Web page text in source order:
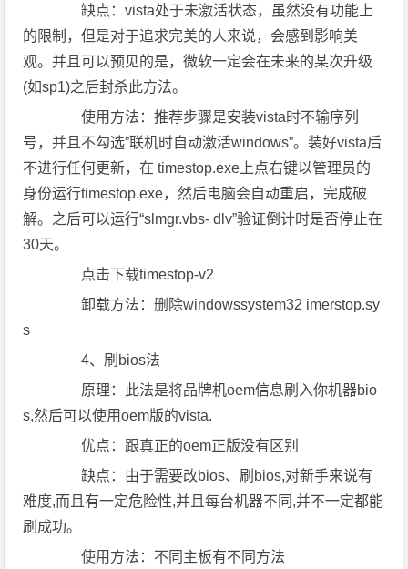
缺点：vista处于未激活状态，虽然没有功能上
的限制，但是对于追求完美的人来说，会感到影响美
观。并且可以预见的是，微软一定会在未来的某次升级
(如sp1)之后封杀此方法。
使用方法：推荐步骤是安装vista时不输序列
号，并且不勾选”联机时自动激活windows”。装好vista后
不进行任何更新，在 timestop.exe上点右键以管理员的
身份运行timestop.exe，然后电脑会自动重启，完成破
解。之后可以运行“slmgr.vbs- dlv”验证倒计时是否停止在
30天。
点击下载timestop-v2
卸载方法：删除windowssystem32 imerstop.sy
s
4、刷bios法
原理：此法是将品牌机oem信息刷入你机器bio
s,然后可以使用oem版的vista.
优点：跟真正的oem正版没有区别
缺点：由于需要改bios、刷bios,对新手来说有
难度,而且有一定危险性,并且每台机器不同,并不一定都能
刷成功。
使用方法：不同主板有不同方法